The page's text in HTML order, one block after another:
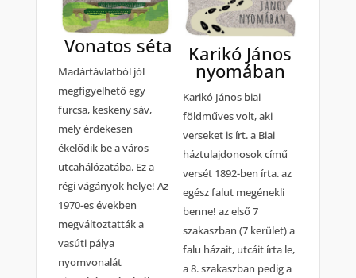
Vonatos séta
Madártávlatból jól
megfigyelhető egy
furcsa, keskeny sáv,
mely érdekesen
ékelődik be a város
utcahálózatába. Ez a
régi vágányok helye! Az
1970-es években
megváltoztatták a
vasúti pálya
nyomvonalát
Karikó János
nyomában
Karikó János biai
földműves volt, aki
verseket is írt. a Biai
háztulajdonosok című
versét 1892-ben írta. az
egész falut megénekli
benne! az első 7
szakaszban (7 kerület) a
falu házait, utcáit írta le,
a 8. szakaszban pedig a